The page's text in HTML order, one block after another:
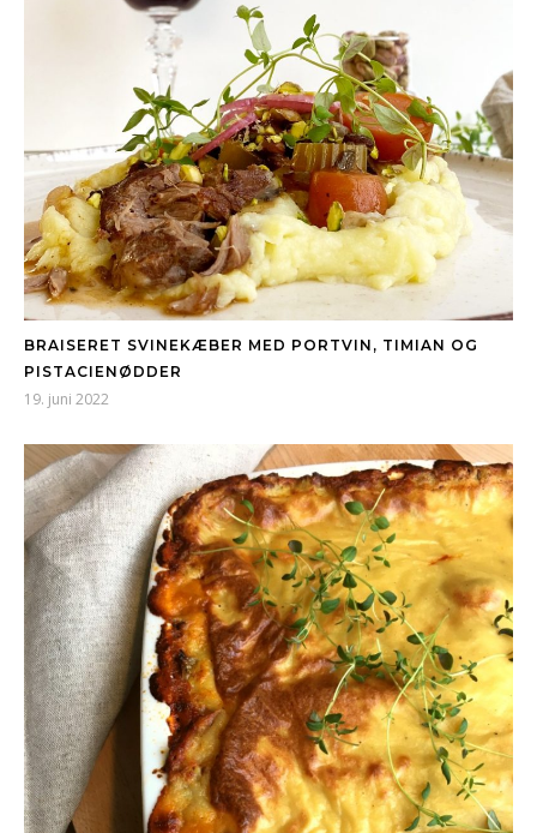
BRAISERET SVINEKÆBER MED PORTVIN, TIMIAN OG
PISTACIENØDDER
19. juni 2022